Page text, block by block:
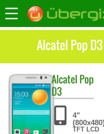
Alcatel Pop
Alcatel Pop
D3
4"
TFT LCD